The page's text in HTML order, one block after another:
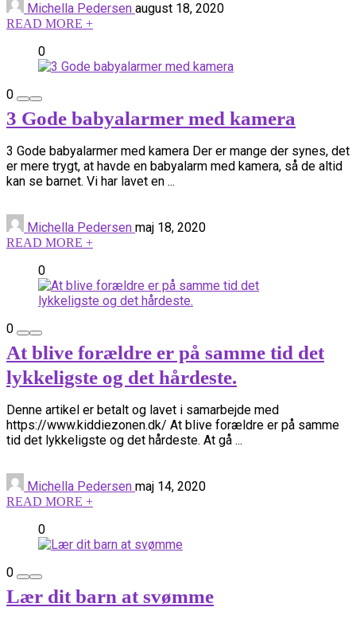
Michella Pedersen august 18, 2020
READ MORE +
0
0
3 Gode babyalarmer med kamera
3 Gode babyalarmer med kamera Der er mange der synes, det
er mere trygt, at havde en babyalarm med kamera, så de altid
kan se barnet. Vi har lavet en ...
Michella Pedersen maj 18, 2020
READ MORE +
0
0
At blive forældre er på samme tid det
lykkeligste og det hårdeste.
Denne artikel er betalt og lavet i samarbejde med
https://www.kiddiezonen.dk/ At blive forældre er på samme
tid det lykkeligste og det hårdeste. At gå ...
Michella Pedersen maj 14, 2020
READ MORE +
0
0
Lær dit barn at svømme